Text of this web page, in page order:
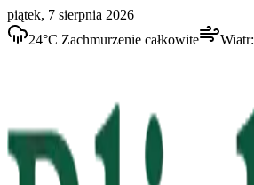
piątek, 7 sierpnia 2026
24°C Zachmurzenie całkowite Wiatr: